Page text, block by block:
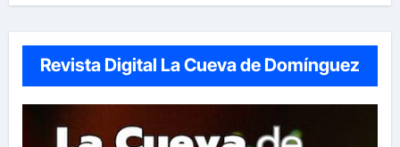
Revista Digital La Cueva de Domínguez